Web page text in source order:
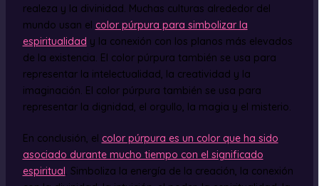
realeza y la divinidad. Muchas culturas alrededor del
mundo usan el color púrpura para simbolizar la
espiritualidad y la conexión con los planos más elevados
de la existencia. El color púrpura también se usa para
representar la intelectualidad, la creatividad y la
imaginación. El color púrpura también se usa para
representar la dignidad, el orgullo, la magia y el misterio.
En conclusión, el color púrpura es un color que ha sido
asociado durante mucho tiempo con el significado
espiritual. Simboliza la energía de la creación, la conexión